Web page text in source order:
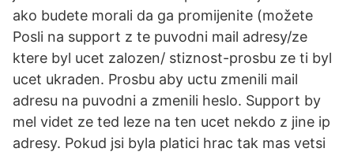
ako budete morali da ga promijenite (možete
Posli na support z te puvodni mail adresy/ze
ktere byl ucet zalozen/ stiznost-prosbu ze ti byl
ucet ukraden. Prosbu aby uctu zmenili mail
adresu na puvodni a zmenili heslo. Support by
mel videt ze ted leze na ten ucet nekdo z jine ip
adresy. Pokud jsi byla platici hrac tak mas vetsi